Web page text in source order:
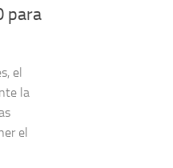
para
el
la
el